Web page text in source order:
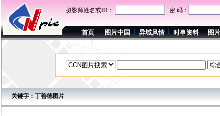
摄影师姓名或ID： 密 码：
首页 图片中国 异域风情 时事资料 图
关键字：丁善德图片